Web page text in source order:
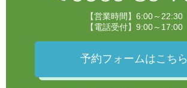
【営業時間】6:00～22:30
【電話受付】9:00～17:00
予約フォームはこちら